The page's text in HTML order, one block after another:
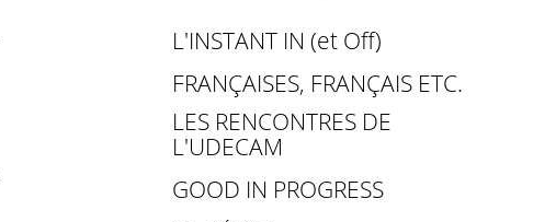
L'INSTANT IN (et Off)
FRANÇAISES, FRANÇAIS ETC.
LES RENCONTRES DE
L'UDECAM
GOOD IN PROGRESS